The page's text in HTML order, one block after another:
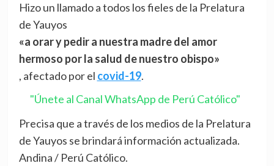
Hizo un llamado a todos los fieles de la Prelatura
de Yauyos
«a orar y pedir a nuestra madre del amor
hermoso por la salud de nuestro obispo»
, afectado por el covid-19.
"Únete al Canal WhatsApp de Perú Católico"
Precisa que a través de los medios de la Prelatura
de Yauyos se brindará información actualizada.
Andina / Perú Católico.